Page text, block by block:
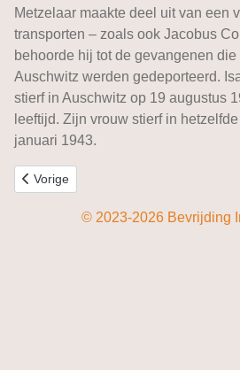
Metzelaar maakte deel uit van een
transporten – zoals ook Jacobus
behoorde hij tot de gevangenen
Auschwitz werden gedeporteerd.
stierf in Auschwitz op 19 augustus
leeftijd. Zijn vrouw stierf in
januari 1943.
Vorig artikel: Sjoerd Bakker
Vorige
© 2023-2026 Bevrijding